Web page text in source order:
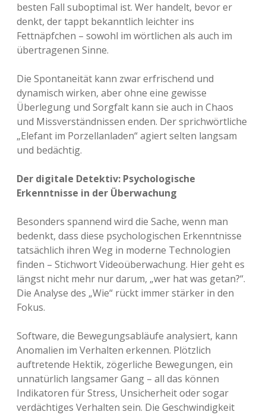
besten Fall suboptimal ist. Wer handelt, bevor er
denkt, der tappt bekanntlich leichter ins
Fettnäpfchen – sowohl im wörtlichen als auch im
übertragenen Sinne.
Die Spontaneität kann zwar erfrischend und
dynamisch wirken, aber ohne eine gewisse
Überlegung und Sorgfalt kann sie auch in Chaos
und Missverständnissen enden. Der sprichwörtliche
„Elefant im Porzellanladen“ agiert selten langsam
und bedächtig.
Der digitale Detektiv: Psychologische
Erkenntnisse in der Überwachung
Besonders spannend wird die Sache, wenn man
bedenkt, dass diese psychologischen Erkenntnisse
tatsächlich ihren Weg in moderne Technologien
finden – Stichwort Videoüberwachung. Hier geht es
längst nicht mehr nur darum, „wer hat was getan?“.
Die Analyse des „Wie“ rückt immer stärker in den
Fokus.
Software, die Bewegungsabläufe analysiert, kann
Anomalien im Verhalten erkennen. Plötzlich
auftretende Hektik, zögerliche Bewegungen, ein
unnatürlich langsamer Gang – all das können
Indikatoren für Stress, Unsicherheit oder sogar
verdächtiges Verhalten sein. Die Geschwindigkeit